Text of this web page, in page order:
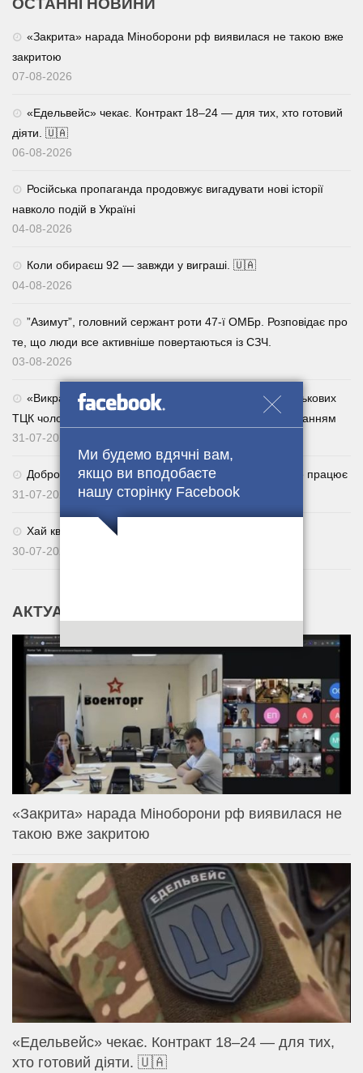
Ми будемо вдячні вам,
якщо ви вподобаєте
нашу сторінку Facebook
ОСТАННІ НОВИНИ
«Закрита» нарада Міноборони рф виявилася не такою вже
закритою
07-08-2026
«Едельвейс» чекає. Контракт 18–24 — для тих, хто готовий
діяти. 🇺🇦
06-08-2026
Російська пропаганда продовжує вигадувати нові історії
навколо подій в Україні
04-08-2026
Коли обираєш 92 — завжди у виграші. 🇺🇦
04-08-2026
⁨”Азимут”, головний сержант роти 47-ї ОМБр. Розповідає про
те, що люди все активніше повертаються із СЗЧ.
03-08-2026
«Викрадатиму їхніх родичів»: за погрози сім’ям військових
ТЦК чоловік отримав п’ять років із дворічним випробуванням
31-07-2026
Добровільне повернення із СЗЧ через Армія+: як це працює
31-07-2026
Хай квітне українське поле. 🌾🇺🇦
30-07-2026
АКТУАЛЬНІ НОВИНИ
«Закрита» нарада Міноборони рф виявилася не
такою вже закритою
«Едельвейс» чекає. Контракт 18–24 — для тих,
хто готовий діяти. 🇺🇦